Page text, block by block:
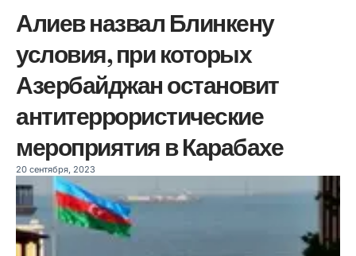
Алиев назвал Блинкену
условия, при которых
Азербайджан остановит
антитеррористические
мероприятия в Карабахе
20 сентября, 2023